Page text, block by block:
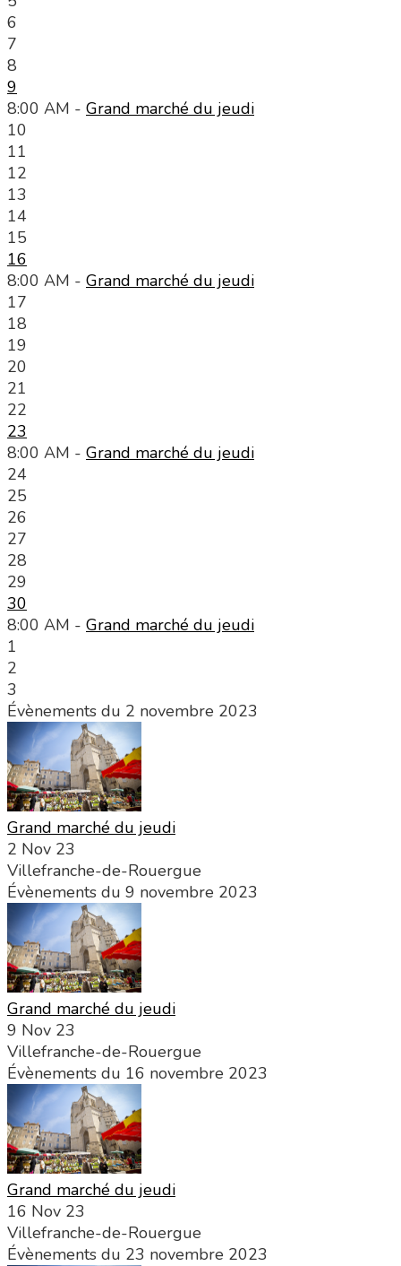
6
7
8
9
8:00 AM - Grand marché du jeudi
10
11
12
13
14
15
16
8:00 AM - Grand marché du jeudi
17
18
19
20
21
22
23
8:00 AM - Grand marché du jeudi
24
25
26
27
28
29
30
8:00 AM - Grand marché du jeudi
1
2
3
Évènements du 2 novembre 2023
Grand marché du jeudi
2 Nov 23
Villefranche-de-Rouergue
Évènements du 9 novembre 2023
Grand marché du jeudi
9 Nov 23
Villefranche-de-Rouergue
Évènements du 16 novembre 2023
Grand marché du jeudi
16 Nov 23
Villefranche-de-Rouergue
Évènements du 23 novembre 2023